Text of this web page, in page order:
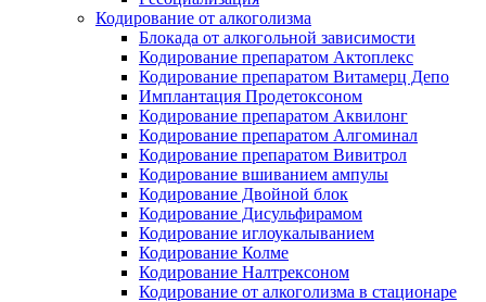
Кодирование от алкоголизма
Блокада от алкогольной зависимости
Кодирование препаратом Актоплекс
Кодирование препаратом Витамерц Депо
Имплантация Продетоксоном
Кодирование препаратом Аквилонг
Кодирование препаратом Алгоминал
Кодирование препаратом Вивитрол
Кодирование вшиванием ампулы
Кодирование Двойной блок
Кодирование Дисульфирамом
Кодирование иглоукалыванием
Кодирование Колме
Кодирование Налтрексоном
Кодирование от алкоголизма в стационаре